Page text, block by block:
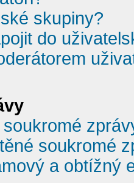
skupiny?
do
soukromé
a obtížný